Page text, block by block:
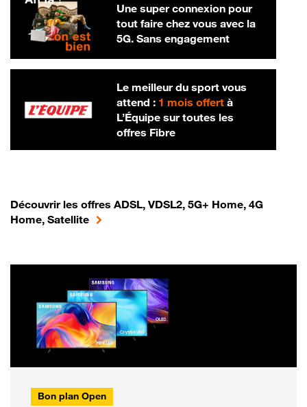
Une super connexion pour
tout faire chez vous avec la
5G. Sans engagement
Le meilleur du sport vous
attend : 1 mois offertà
L’Équipe sur toutes les
offres Fibre
Découvrir les offres ADSL, VDSL2, 5G+ Home, 4G
Home, Satellite
Bon plan Open